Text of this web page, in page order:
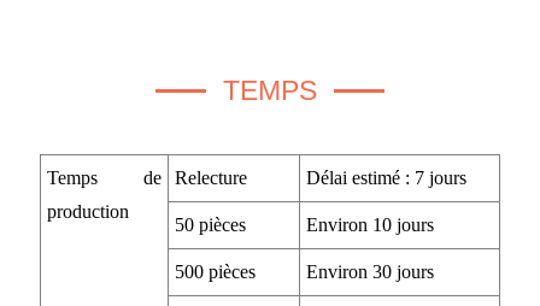
TEMPS
Temps de
production
Relecture Délai estimé : 7 jours
50 pièces Environ 10 jours
500 pièces Environ 30 jours